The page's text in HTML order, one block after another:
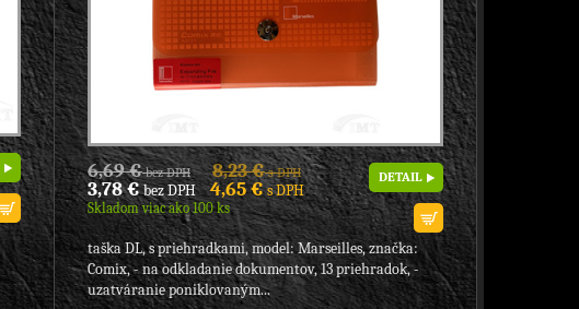
6,69 €bez DPH 8,23 €s DPH
3,78 €bez DPH 4,65 €s DPH
Skladom viac ako 100 ks
DETAIL
taška DL, s priehradkami, model: Marseilles, značka:
Comix, - na odkladanie dokumentov, 13 priehradok, -
uzatváranie poniklovaným...